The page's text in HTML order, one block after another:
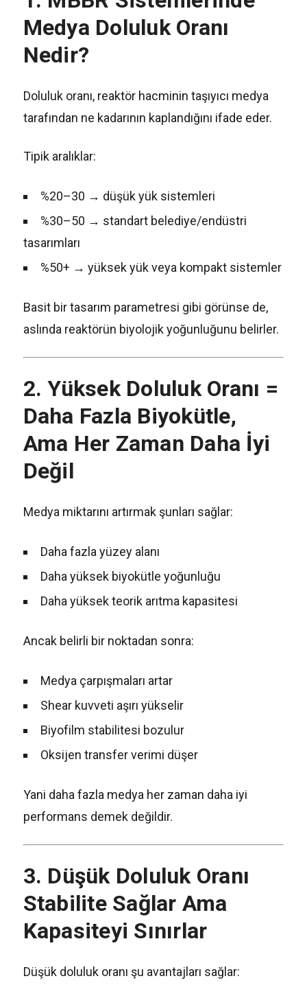
Medya Doluluk Oranı
Nedir?
Doluluk oranı, reaktör hacminin taşıyıcı medya
tarafından ne kadarının kaplandığını ifade eder.
Tipik aralıklar:
%20–30 → düşük yük sistemleri
%30–50 → standart belediye/endüstri
tasarımları
%50+ → yüksek yük veya kompakt sistemler
Basit bir tasarım parametresi gibi görünse de,
aslında reaktörün biyolojik yoğunluğunu belirler.
2. Yüksek Doluluk Oranı =
Daha Fazla Biyokütle,
Ama Her Zaman Daha İyi
Değil
Medya miktarını artırmak şunları sağlar:
Daha fazla yüzey alanı
Daha yüksek biyokütle yoğunluğu
Daha yüksek teorik arıtma kapasitesi
Ancak belirli bir noktadan sonra:
Medya çarpışmaları artar
Shear kuvveti aşırı yükselir
Biyofilm stabilitesi bozulur
Oksijen transfer verimi düşer
Yani daha fazla medya her zaman daha iyi
performans demek değildir.
3. Düşük Doluluk Oranı
Stabilite Sağlar Ama
Kapasiteyi Sınırlar
Düşük doluluk oranı şu avantajları sağlar: